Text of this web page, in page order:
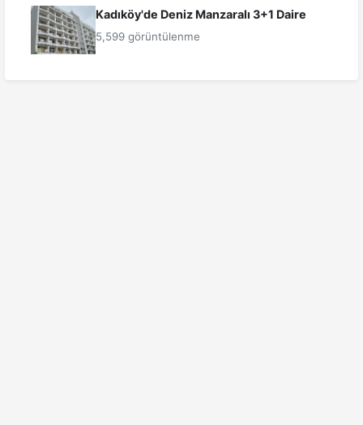
Kadıköy'de Deniz Manzaralı 3+1 Daire
5,599 görüntülenme